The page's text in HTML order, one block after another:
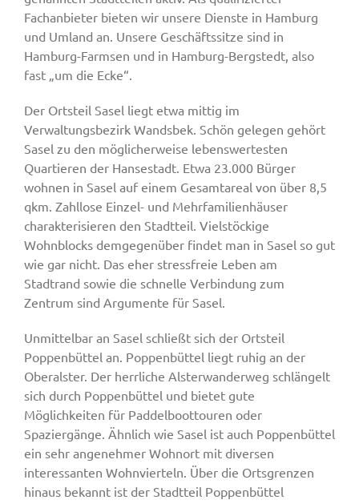
Fachanbieter bieten wir unsere Dienste in Hamburg
und Umland an. Unsere Geschäftssitze sind in
Hamburg-Farmsen und in Hamburg-Bergstedt, also
fast „um die Ecke“.
Der Ortsteil Sasel liegt etwa mittig im
Verwaltungsbezirk Wandsbek. Schön gelegen gehört
Sasel zu den möglicherweise lebenswertesten
Quartieren der Hansestadt. Etwa 23.000 Bürger
wohnen in Sasel auf einem Gesamtareal von über 8,5
qkm. Zahllose Einzel- und Mehrfamilienhäuser
charakterisieren den Stadtteil. Vielstöckige
Wohnblocks demgegenüber findet man in Sasel so gut
wie gar nicht. Das eher stressfreie Leben am
Stadtrand sowie die schnelle Verbindung zum
Zentrum sind Argumente für Sasel.
Unmittelbar an Sasel schließt sich der Ortsteil
Poppenbüttel an. Poppenbüttel liegt ruhig an der
Oberalster. Der herrliche Alsterwanderweg schlängelt
sich durch Poppenbüttel und bietet gute
Möglichkeiten für Paddelboottouren oder
Spaziergänge. Ähnlich wie Sasel ist auch Poppenbüttel
ein sehr angenehmer Wohnort mit diversen
interessanten Wohnvierteln. Über die Ortsgrenzen
hinaus bekannt ist der Stadtteil Poppenbüttel